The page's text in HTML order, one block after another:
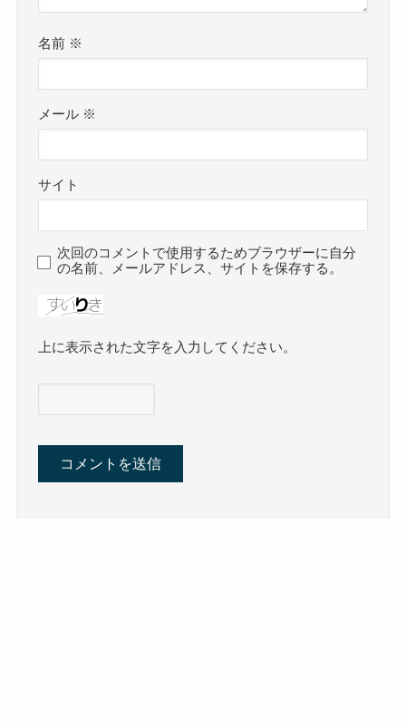
名前 ※
メール ※
サイト
次回のコメントで使用するためブラウザーに自分
の名前、メールアドレス、サイトを保存する。
上に表示された文字を入力してください。